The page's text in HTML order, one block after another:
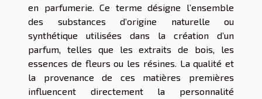
en parfumerie. Ce terme désigne l’ensemble
des substances d’origine naturelle ou
synthétique utilisées dans la création d’un
parfum, telles que les extraits de bois, les
essences de fleurs ou les résines. La qualité et
la provenance de ces matières premières
influencent directement la personnalité